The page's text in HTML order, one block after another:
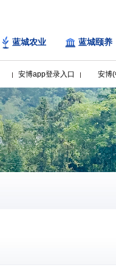
蓝城农业 蓝城颐养
安博app登录入口 安博